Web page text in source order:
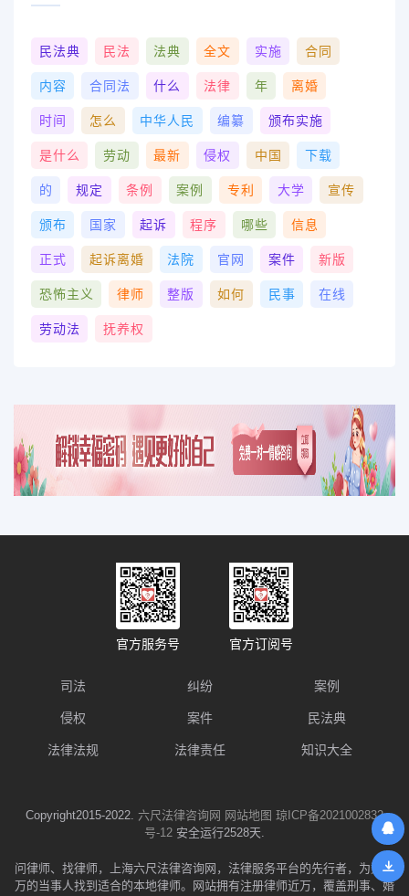
民法典 民法 法典 全文 实施 合同
内容 合同法 什么 法律 年 离婚
时间 怎么 中华人民 编纂 颁布实施
是什么 劳动 最新 侵权 中国 下载
的 规定 条例 案例 专利 大学 宣传
颁布 国家 起诉 程序 哪些 信息
正式 起诉离婚 法院 官网 案件 新版
恐怖主义 律师 整版 如何 民事 在线
劳动法 抚养权
官方服务号 官方订阅号
司法 纠纷 案例
侵权 案件 民法典
法律法规 法律责任 知识大全
Copyright2015-2022. 六尺法律咨询网 网站地图 琼ICP备2021002832
号-12 安全运行2528天.
问律师、找律师，上海六尺法律咨询网，法律服务平台的先行者，为数千
万的当事人找到适合的本地律师。网站拥有注册律师近万，覆盖刑事、婚